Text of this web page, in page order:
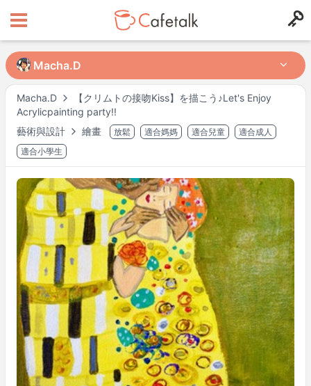
Macha.D
【クリムトの接吻Kiss】を描こう♪Let's Enjoy
Acrylicpainting party!!
藝術與設計
繪畫 放鬆 適合媽媽 適合兒童
適合成人
適合小學生
Macha.D
Macha.D
來自 住在
159 57
可授課時段
週一 08:30 –
16:00
週二
08:30 –
16:00
週三
08:30 –
16:00
週四
08:30 –
14:00
週五
08:30 –
14:00
週六
08:30 –
16:00
週日
08:30 – 16:00
可能有其他時段，請於預約時確認。
※ 以上為 Asia/Tokyo 時間。
講師檔案